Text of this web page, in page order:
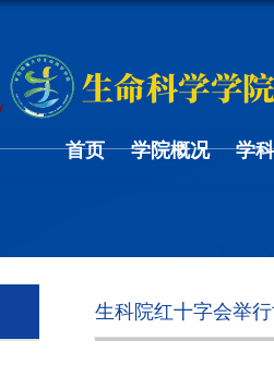
首页 学院概况 学
生科院红十字会举